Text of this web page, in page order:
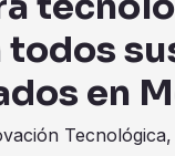
todos
en
Tecnológica,